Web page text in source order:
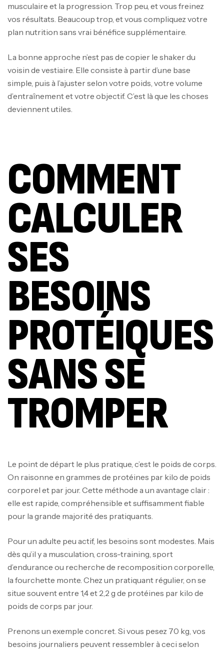
musculaire et la progression. Trop peu, et vous freinez
vos résultats. Beaucoup trop, et vous compliquez votre
plan nutrition sans vrai bénéfice supplémentaire.
La bonne approche n’est pas de copier le shaker du
voisin de vestiaire. Elle consiste à partir d’une base
simple, puis à l’ajuster selon votre poids, votre volume
d’entraînement et votre objectif. C’est là que les choses
deviennent utiles.
COMMENT
CALCULER
SES
BESOINS
PROTÉIQUES
SANS SE
TROMPER
Le point de départ le plus pratique, c’est le poids de corps.
On raisonne en grammes de protéines par kilo de poids
corporel et par jour. Cette méthode a un avantage clair :
elle est rapide, compréhensible et suffisamment fiable
pour la grande majorité des pratiquants.
Pour un adulte peu actif, les besoins sont modestes. Mais
dès qu’il y a musculation, cross-training, sport
d’endurance ou recherche de recomposition corporelle,
la fourchette monte. Chez un pratiquant régulier, on se
situe souvent entre 1,4 et 2,2 g de protéines par kilo de
poids de corps par jour.
Prenons un exemple concret. Si vous pesez 70 kg, vos
besoins journaliers peuvent ressembler à ceci selon